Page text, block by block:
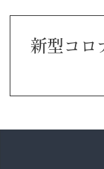
こんにちは！5
ご確認お願い
ゴールデンウ
新型コロ